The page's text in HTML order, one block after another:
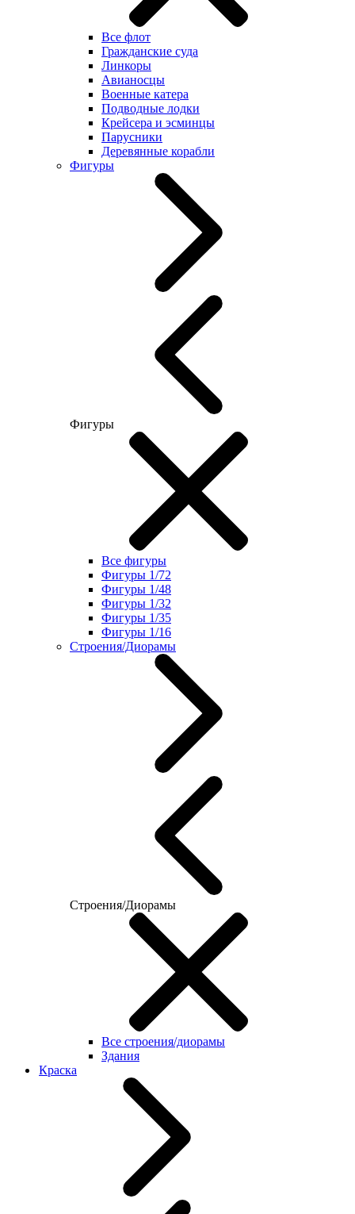
Все флот
Гражданские суда
Линкоры
Авианосцы
Военные катера
Подводные лодки
Крейсера и эсминцы
Парусники
Деревянные корабли
Фигуры
Фигуры
Все фигуры
Фигуры 1/72
Фигуры 1/48
Фигуры 1/32
Фигуры 1/35
Фигуры 1/16
Строения/Диорамы
Строения/Диорамы
Все строения/диорамы
Здания
Краска